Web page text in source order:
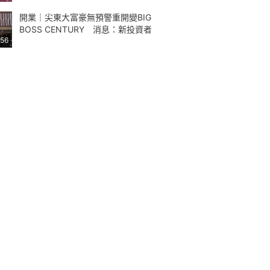
開業｜尖東大富豪無預警重開變BIG
BOSS CENTURY 消息：新投資者